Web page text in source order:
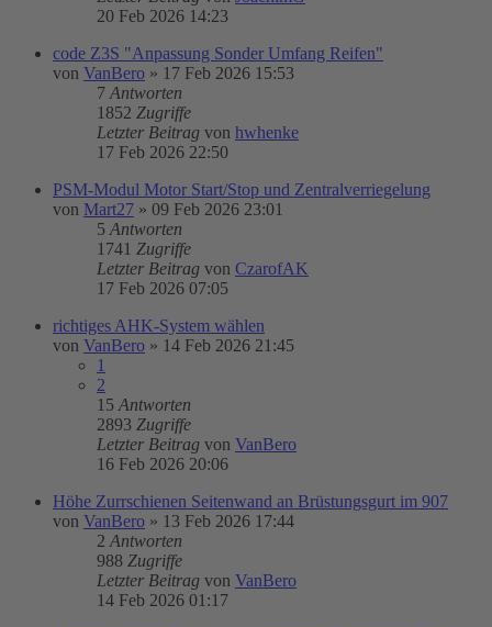
20 Feb 2026 14:23
code Z3S "Anpassung Sonder Umfang Reifen"
von VanBero » 17 Feb 2026 15:53
7 Antworten
1852 Zugriffe
Letzter Beitrag von hwhenke
17 Feb 2026 22:50
PSM-Modul Motor Start/Stop und Zentralverriegelung
von Mart27 » 09 Feb 2026 23:01
5 Antworten
1741 Zugriffe
Letzter Beitrag von CzarofAK
17 Feb 2026 07:05
richtiges AHK-System wählen
von VanBero » 14 Feb 2026 21:45
1
2
15 Antworten
2893 Zugriffe
Letzter Beitrag von VanBero
16 Feb 2026 20:06
Höhe Zurrschienen Seitenwand an Brüstungsgurt im 907
von VanBero » 13 Feb 2026 17:44
2 Antworten
988 Zugriffe
Letzter Beitrag von VanBero
14 Feb 2026 01:17